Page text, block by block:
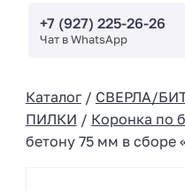
+7 (927) 225-26-26
Чат в WhatsApp
Каталог/ СВЕРЛА/
ПИЛКИ / Коронка по
бетону 75 мм в сборе